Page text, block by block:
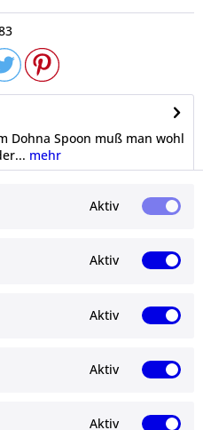
Dohna Spoon muß man wohl
mehr
Aktiv
Aktiv
Aktiv
Aktiv
Aktiv